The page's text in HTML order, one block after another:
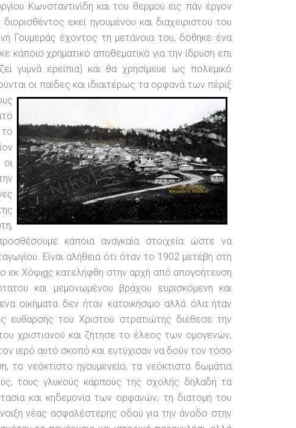
Κωνσταντινίδη και του θερμού εις πάν έργον
εκεί ηγουμένου και διαχειριστού του
Γουμεράς έχοντος τη μετάνοια του, δόθηκε ένα
κάποιο χρηματικό αποθεματικό για την ίδρυση επι
γυμνά ερείπια) και θα χρησίμευε ως πολεμικό
οι παίδες και ιδιαιτέρως τα ορφανά των πέριξ
οι
κάποια αναγκαία στοιχεία ώστε να
Είναι αλήθεια ότι όταν το 1902 μετέβη στη
εκ Χόψι͜ας κατελήφθη στην αρχή από απογοήτευση
και μεμονωμένου βράχου ευρισκόμενη και
οικήματα δεν ήταν κατοικήσιμο αλλά όλα ήταν
του Χριστού στρατιώτης διέθεσε την
χριστιανού και ζήτησε το έλεος των ομογενών,
ιερό αυτό σκοπό και ευτύχισαν να δούν τον τόσο
νεόκτιστο ηγουμενείο, τα νεόκτιστα δωμάτια
τους γλυκούς καρπούς της σχολής δηλαδή τα
και κηδεμονία των ορφανών, τη διατομή του
νέας ασφαλέστερης οδού για την άνοδο στην